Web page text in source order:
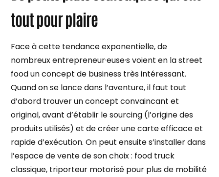
tout pour plaire
Face à cette tendance exponentielle, de
nombreux entrepreneur·euse·s voient en la street
food un concept de business très intéressant.
Quand on se lance dans l’aventure, il faut tout
d’abord trouver un concept convaincant et
original, avant d’établir le sourcing (l’origine des
produits utilisés) et de créer une carte efficace et
rapide d’exécution. On peut ensuite s’installer dans
l’espace de vente de son choix : food truck
classique, triporteur motorisé pour plus de mobilité